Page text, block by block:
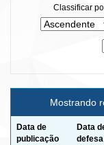
Classificar
Mostrando
Data de
publicação
Data
defesa